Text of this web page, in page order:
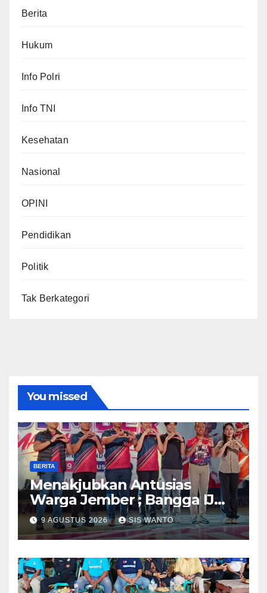
Berita
Hukum
Info Polri
Info TNI
Kesehatan
Nasional
OPINI
Pendidikan
Politik
Tak Berkategori
You missed
BERITA
Menakjubkan Antusias
Warga Jember ; Bangga IJMC
Sangat Luar Biasa
9 AGUSTUS 2026 SIS WANTO